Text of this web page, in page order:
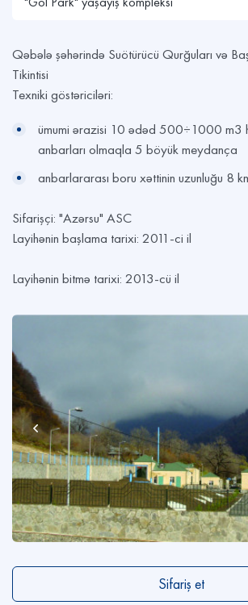
Qəbələ şəhərində Suötürücü Qurğuları və
Tikintisi
Texniki göstəriciləri:
ümumi ərazisi 10 ədəd 500÷1000 m3
anbarları olmaqla 5 böyük meydança
anbarlararası boru xəttinin uzunluğu 8
Sifarişçi: "Azərsu" ASC
Layihənin başlama tarixi: 2011-ci il
Layihənin bitmə tarixi: 2013-cü il
Sifariş et